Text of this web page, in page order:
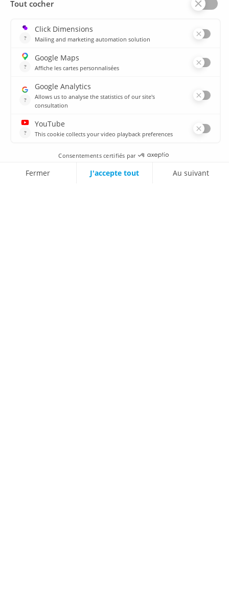
Formations
plan du site
Ressources
Médiathèque
CSIRT
Agences
Agences
© 2026 CODRA. Tous Droits Réservés.
MENTIONS LÉGALES & DONNÉES PERSONNELLES
Contactez nous